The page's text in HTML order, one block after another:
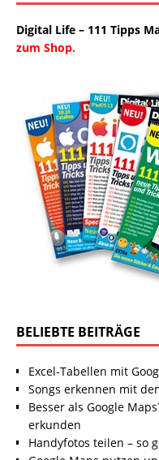
Digital Life – 111 Tipps
zum Shop.
BELIEBTE BEITRÄGE
Excel-Tabellen mit
Songs erkennen mit
Besser als Google
erkunden
Handyfotos teilen – so